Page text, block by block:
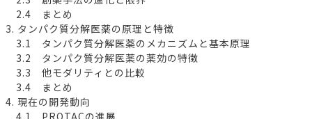
2.4 まとめ
3. タンパク質分解医薬の原理と特徴
3.1 タンパク質分解医薬のメカニズムと基本原理
3.2 タンパク質分解医薬の薬効の特徴
3.3 他モダリティとの比較
3.4 まとめ
4. 現在の開発動向